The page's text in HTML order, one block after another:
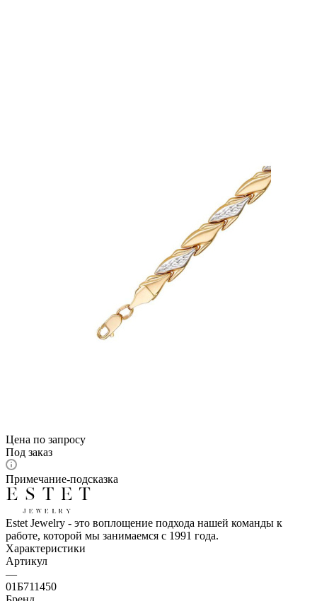
Цена по запросу
Под заказ
Примечание-подсказка
Estet Jewelry - это воплощение подхода нашей команды к
работе, которой мы занимаемся с 1991 года.
Характеристики
Артикул
—
01Б711450